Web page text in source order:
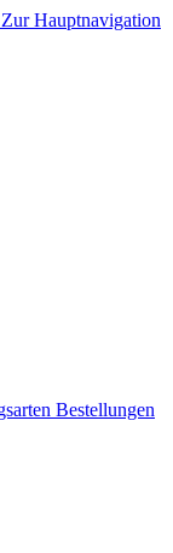
Zur Hauptnavigation
Bestellungen